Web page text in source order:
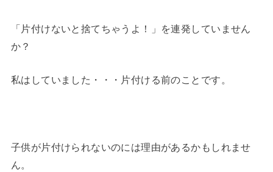
「片付けないと捨てちゃうよ！」を連発していません
か？
私はしていました・・・片付ける前のことです。
子供が片付けられないのには理由があるかもしれませ
ん。